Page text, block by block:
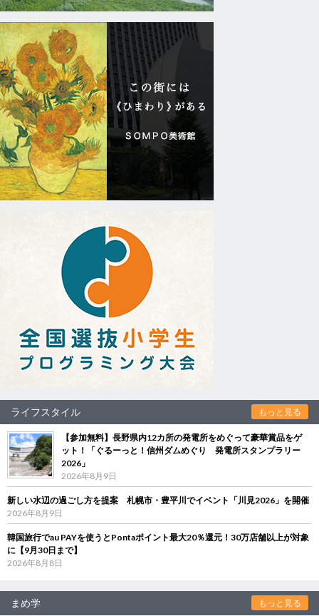
ライフスタイル もっと見る
【参加無料】長野県内12カ所の発電所をめぐって豪華賞品をゲ
ット！「ぐるーっと！信州ダムめぐり 発電所スタンプラリー
2026」
2026年8月9日
新しい水辺の過ごし方を提案 札幌市・豊平川でイベント「川見2026」を開催
2026年8月9日
韓国旅行でau PAYを使うとPontaポイント最大20％還元！30万店舗以上が対象
に【9月30日まで】
2026年8月8日
まめ学 もっと見る